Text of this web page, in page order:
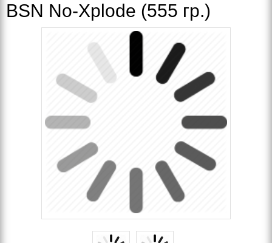
BSN No-Xplode (555 гр.)